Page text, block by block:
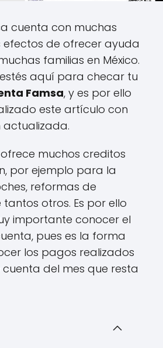
cuenta con muchas
efectos de ofrecer ayuda
familias en México.
aquí para checar tu
Famsa, y es por ello
este artículo con
actualizada.
muchos creditos
por ejemplo para la
reformas de
otros. Es por ello
importante conocer el
pues es la forma
los pagos realizados
del mes que resta